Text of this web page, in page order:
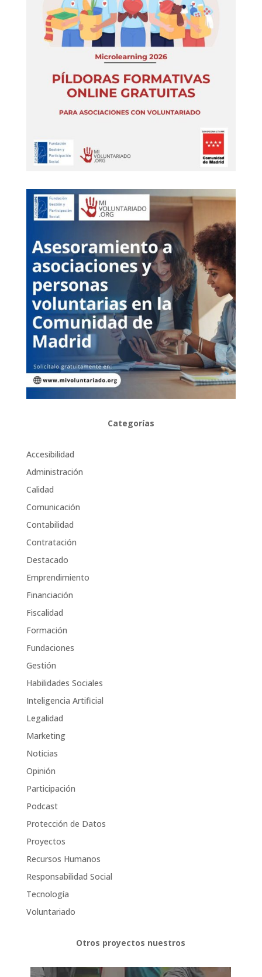
Categorías
Accesibilidad
Administración
Calidad
Comunicación
Contabilidad
Contratación
Destacado
Emprendimiento
Financiación
Fiscalidad
Formación
Fundaciones
Gestión
Habilidades Sociales
Inteligencia Artificial
Legalidad
Marketing
Noticias
Opinión
Participación
Podcast
Protección de Datos
Proyectos
Recursos Humanos
Responsabilidad Social
Tecnología
Voluntariado
Otros proyectos nuestros